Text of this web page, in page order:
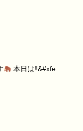
本日は‼&#xfe